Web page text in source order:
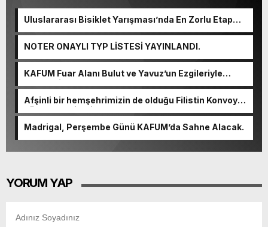
Uluslararası Bisiklet Yarışması’nda En Zorlu Etap
NOTER ONAYLI TYP LİSTESİ YAYINLANDI.
KAFUM Fuar Alanı Bulut ve Yavuz’un Ezgileriyle
Şenlendi.
Afşinli bir hemşehrimizin de olduğu Filistin Konvoyu,
güçlenerek ilerliyor.
Madrigal, Perşembe Günü KAFUM’da Sahne Alacak.
YORUM YAP